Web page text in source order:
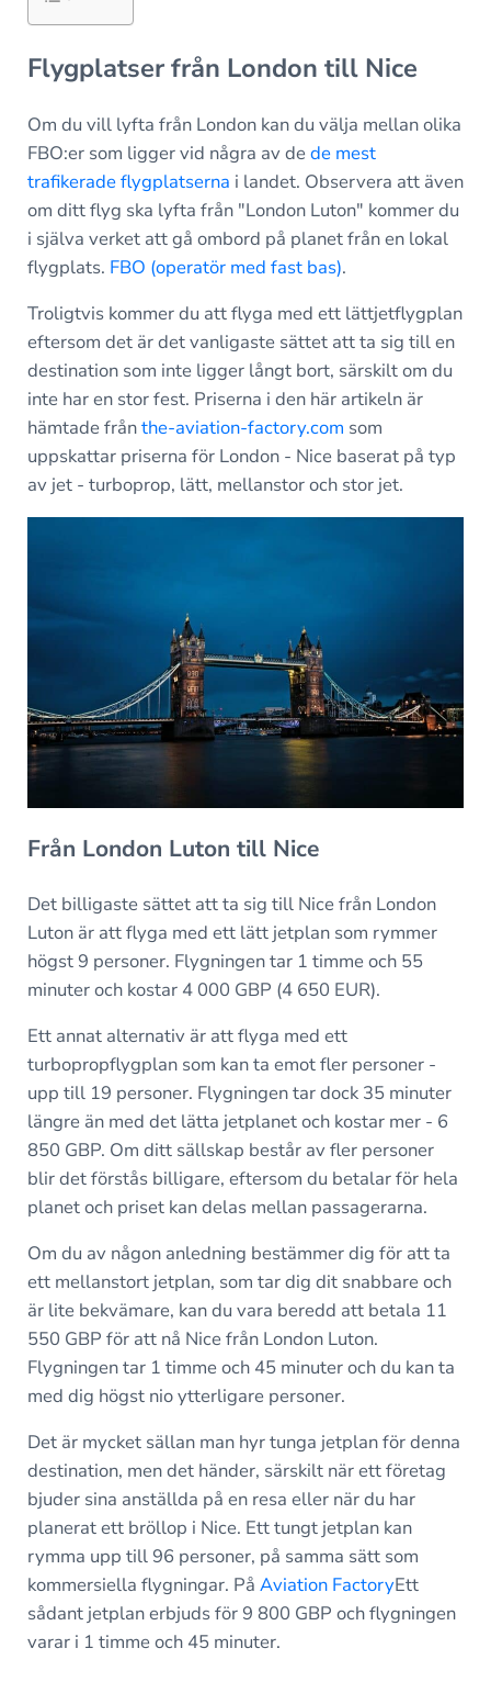
Flygplatser från London till Nice
Om du vill lyfta från London kan du välja mellan olika
FBO:er som ligger vid några av dede mest
trafikerade flygplatserna i landet. Observera att även
om ditt flyg ska lyfta från "London Luton" kommer du
i själva verket att gå ombord på planet från en lokal
flygplats. FBO (operatör med fast bas).
Troligtvis kommer du att flyga med ett lättjetflygplan
eftersom det är det vanligaste sättet att ta sig till en
destination som inte ligger långt bort, särskilt om du
inte har en stor fest. Priserna i den här artikeln är
hämtade frånthe-aviation-factory.com som
uppskattar priserna för London - Nice baserat på typ
av jet - turboprop, lätt, mellanstor och stor jet.
Från London Luton till Nice
Det billigaste sättet att ta sig till Nice från London
Luton är att flyga med ett lätt jetplan som rymmer
högst 9 personer. Flygningen tar 1 timme och 55
minuter och kostar 4 000 GBP (4 650 EUR).
Ett annat alternativ är att flyga med ett
turbopropflygplan som kan ta emot fler personer -
upp till 19 personer. Flygningen tar dock 35 minuter
längre än med det lätta jetplanet och kostar mer - 6
850 GBP. Om ditt sällskap består av fler personer
blir det förstås billigare, eftersom du betalar för hela
planet och priset kan delas mellan passagerarna.
Om du av någon anledning bestämmer dig för att ta
ett mellanstort jetplan, som tar dig dit snabbare och
är lite bekvämare, kan du vara beredd att betala 11
550 GBP för att nå Nice från London Luton.
Flygningen tar 1 timme och 45 minuter och du kan ta
med dig högst nio ytterligare personer.
Det är mycket sällan man hyr tunga jetplan för denna
destination, men det händer, särskilt när ett företag
bjuder sina anställda på en resa eller när du har
planerat ett bröllop i Nice. Ett tungt jetplan kan
rymma upp till 96 personer, på samma sätt som
kommersiella flygningar. På Aviation FactoryEtt
sådant jetplan erbjuds för 9 800 GBP och flygningen
varar i 1 timme och 45 minuter.